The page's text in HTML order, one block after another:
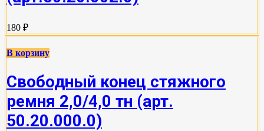
180 ₽
В корзину
Свободный конец стяжного
ремня 2,0/4,0 тн (арт.
50.20.000.0)